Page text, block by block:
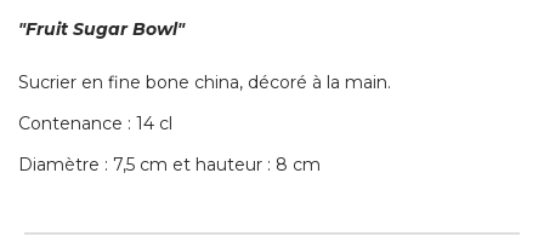
"Fruit Sugar Bowl"
Sucrier en fine bone china, décoré à la main.
Contenance : 14 cl
Diamètre : 7,5 cm et hauteur : 8 cm